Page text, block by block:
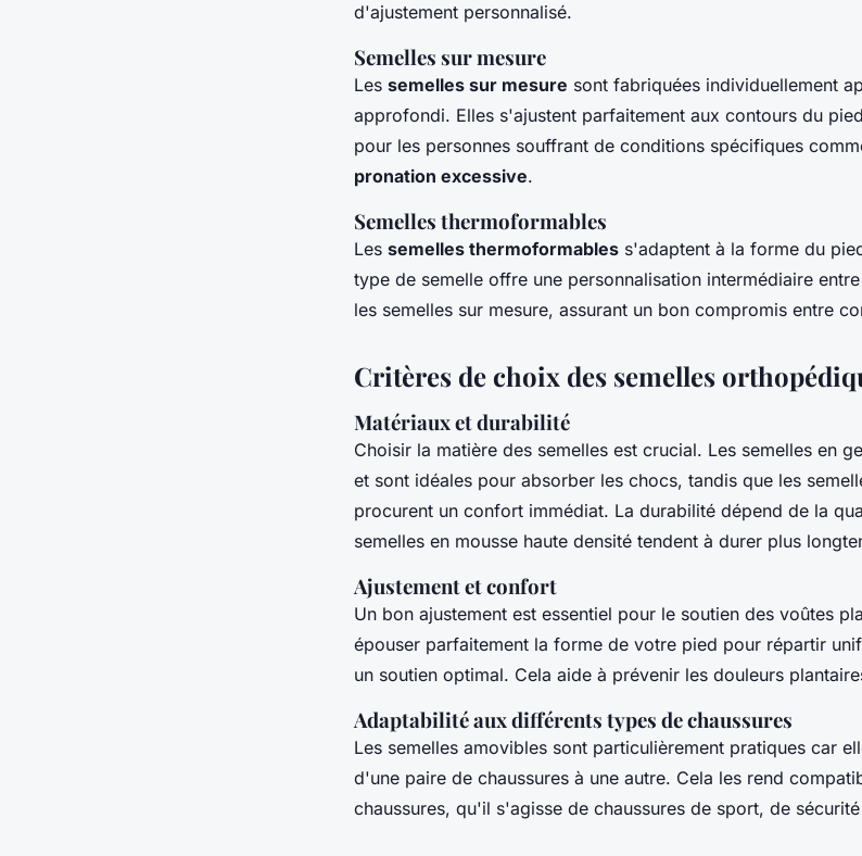
d'ajustement personnalisé.
Semelles sur mesure
Les semelles sur mesure sont fabriquées individuellement
approfondi. Elles s'ajustent parfaitement aux contours du
pour les personnes souffrant de conditions spécifiques
pronation excessive.
Semelles thermoformables
Les semelles thermoformables s'adaptent à la forme du
type de semelle offre une personnalisation intermédiaire
les semelles sur mesure, assurant un bon compromis entre
Critères de choix des semelles
Matériaux et durabilité
Choisir la matière des semelles est crucial. Les semelles en
et sont idéales pour absorber les chocs, tandis que les
procurent un confort immédiat. La durabilité dépend de la
semelles en mousse haute densité tendent à durer plus
Ajustement et confort
Un bon ajustement est essentiel pour le soutien des voûtes
épouser parfaitement la forme de votre pied pour répartir
un soutien optimal. Cela aide à prévenir les douleurs
Adaptabilité aux différents types de chaussures
Les semelles amovibles sont particulièrement pratiques car
d'une paire de chaussures à une autre. Cela les rend
chaussures, qu'il s'agisse de chaussures de sport, de